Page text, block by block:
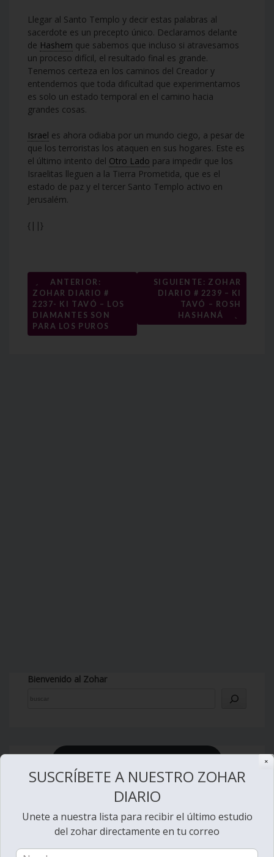
Llegar al Santo Templo y decir estas palabras al
sacerdote es un precepto único. Declaramos delante
de Hashem que sabemos que incluso si atravesamos
un proceso difícil, el resultado final es grande.
Tenemos certeza en los caminos del Creador y
entendemos que toda dificultad que experimentamos
es solo un estado temporal en el camino hacia
grandes cosas.
Israel es ahora odiaba por un mundo ciego, a pesar de
que los terroristas los ataquen en sus hogares. Este es
el último intento del Otro Lado para impedir que los
Israelitas lleguen a la Tierra Prometida, que es el
estado de paz y el tercer Santo Templo activo en
Jerusalém.
{||}
Navegación
de
entradas
←
ANTERIOR:
ZOHAR DIARIO #
2237- KI TAVÓ – LOS
DIAMANTES SON
PARA LOS PUROS
SIGUIENTE: ZOHAR
DIARIO # 2239 – KI
TAVÓ – ROSH
HASHANÁ
→
Bienvenido al Zohar
✕
SUSCRÍBETE A NUESTRO ZOHAR
DIARIO
Unete a nuestra lista para recibir el último estudio
del zohar directamente en tu correo